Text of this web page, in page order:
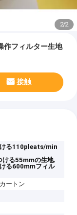
2/2
作フィルター生地
接触
ける110pleats/min
ける55mmの生地,
る600mmフィル
ートン